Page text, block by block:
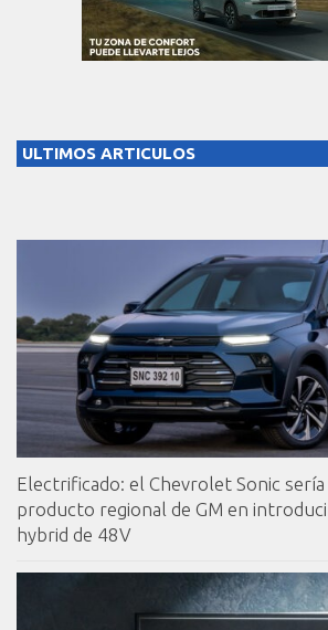
ULTIMOS ARTICULOS
Electrificado: el Chevrolet Sonic
producto regional de GM en
hybrid de 48V